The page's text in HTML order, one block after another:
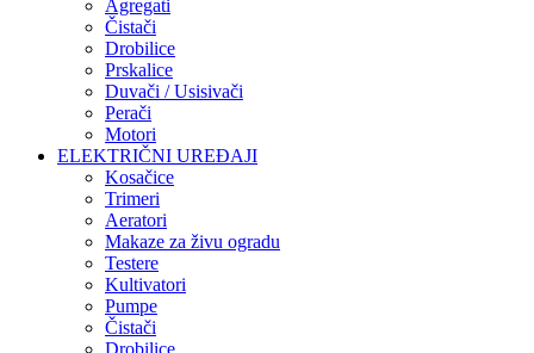
Agregati
Čistači
Drobilice
Prskalice
Duvači / Usisivači
Perači
Motori
ELEKTRIČNI UREĐAJI
Kosačice
Trimeri
Aeratori
Makaze za živu ogradu
Testere
Kultivatori
Pumpe
Čistači
Drobilice